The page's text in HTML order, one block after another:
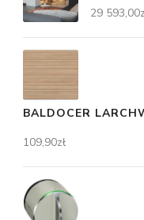
29 593,00
BALDOCER
109,90zł